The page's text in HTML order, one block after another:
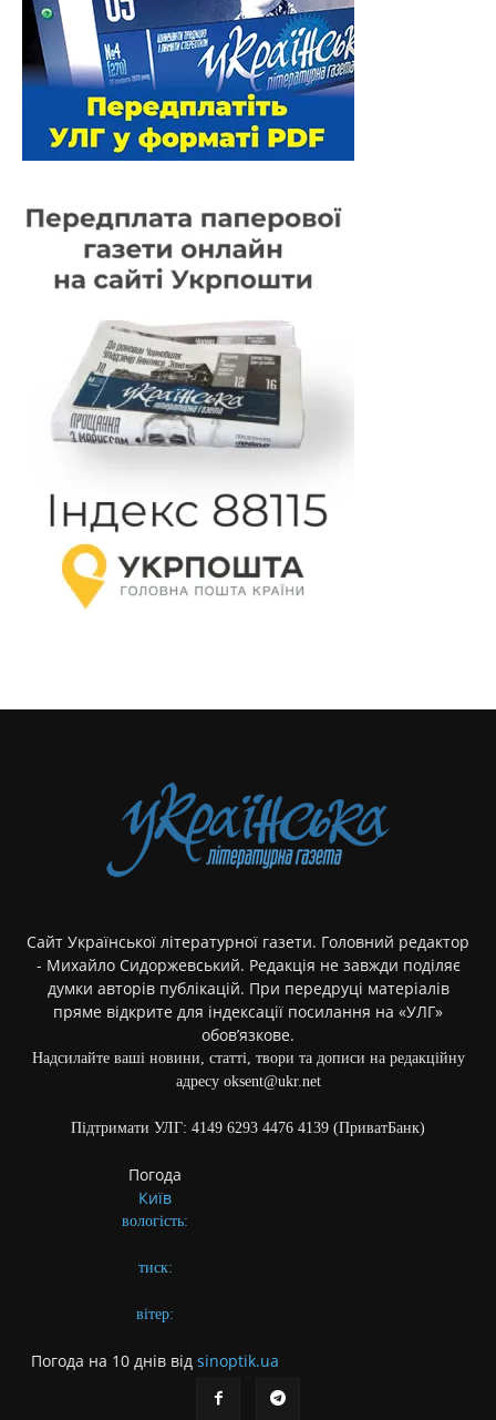
Сайт Української літературної газети. Головний редактор
- Михайло Сидоржевський. Редакція не завжди поділяє
думки авторів публікацій. При передруці матеріалів
пряме відкрите для індексації посилання на «УЛГ»
обов’язкове.
Надсилайте ваші новини, статті, твори та дописи на редакційну
адресу oksent@ukr.net
Підтримати УЛГ: 4149 6293 4476 4139 (ПриватБанк)
Погода
Київ
вологість:
тиск:
вітер:
Погода на 10 днів від sinoptik.ua